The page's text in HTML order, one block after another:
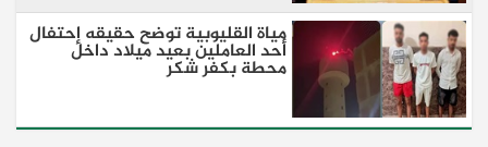
مياة القليوبية توضح حقيقه إحتفال
أحد العاملين بعيد ميلاد داخل
محطة بكفر شكر